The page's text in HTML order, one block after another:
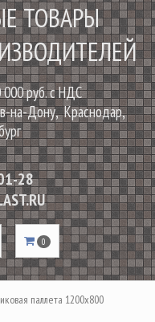
ТОВАРЫ
руб. с НДС
на-Дону, Краснодар,
28
0
паллета 1200х800